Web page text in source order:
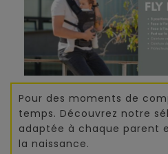
Pour des moments de
temps. Découvrez notre
adaptée à chaque parent
la naissance.